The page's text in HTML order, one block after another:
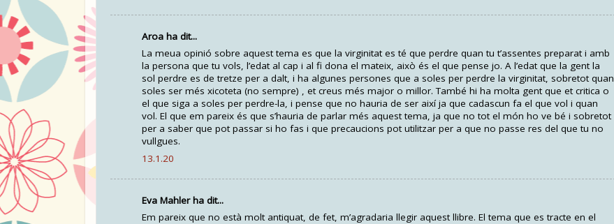
Aroa ha dit...
La meua opinió sobre aquest tema es que la virginitat es té que perdre quan tu t’assentes preparat i amb
la persona que tu vols, l’edat al cap i al fi dona el mateix, això és el que pense jo. A l’edat que la gent la
sol perdre es de tretze per a dalt, i ha algunes persones que a soles per perdre la virginitat, sobretot quan
soles ser més xicoteta (no sempre) , et creus més major o millor. També hi ha molta gent que et critica o
el que siga a soles per perdre-la, i pense que no hauria de ser així ja que cadascun fa el que vol i quan
vol. El que em pareix és que s’hauria de parlar més aquest tema, ja que no tot el món ho ve bé i sobretot
per a saber que pot passar si ho fas i que precaucions pot utilitzar per a que no passe res del que tu no
vullgues.
13.1.20
Eva Mahler ha dit...
Em pareix que no està molt antiquat, de fet, m’agradaria llegir aquest llibre. El tema que es tracte en el